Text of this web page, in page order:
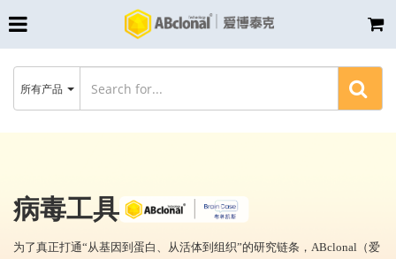
病毒工具
为了真正打通“从基因到蛋白、从活体到组织”的研究链条，ABclonal（爱
所有产品